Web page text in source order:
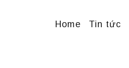
Home Tin tức